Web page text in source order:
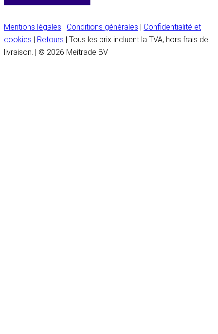
Mentions légales | Conditions générales | Confidentialité et
cookies | Retours | Tous les prix incluent la TVA, hors frais de
livraison. | © 2026 Meitrade BV